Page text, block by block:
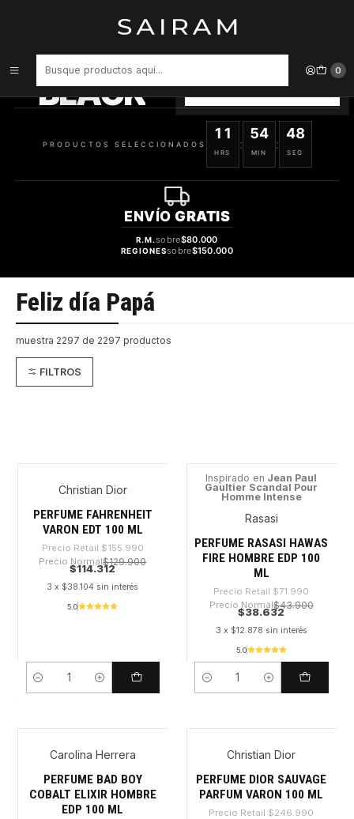
0
BLACK VER OFERTAS
PRODUCTOS SELECCIONADOS
11
HRS
:
54
MIN
:
48
SEG
ENVÍO GRATIS
R.M.sobre$80.000
REGIONESsobre$150.000
Feliz día Papá
muestra 2297 de 2297 productos
FILTROS
-26%Christian Dior
PERFUME FAHRENHEIT
VARON EDT 100 ML
Precio Retail $155.990
Precio Normal$129.900
$114.312
3 x $38.104 sin interés
5.0
Cantidad
-46%
Inspirado en Jean Paul
Gaultier Scandal Pour
Homme Intense
Rasasi
PERFUME RASASI HAWAS
FIRE HOMBRE EDP 100
ML
Precio Retail $71.990
Precio Normal$43.900
$38.632
3 x $12.878 sin interés
5.0
Cantidad
-39%
Carolina Herrera
PERFUME BAD BOY
COBALT ELIXIR HOMBRE
EDP 100 ML
-30%Christian Dior
PERFUME DIOR SAUVAGE
PARFUM VARON 100 ML
Precio Retail $246.990